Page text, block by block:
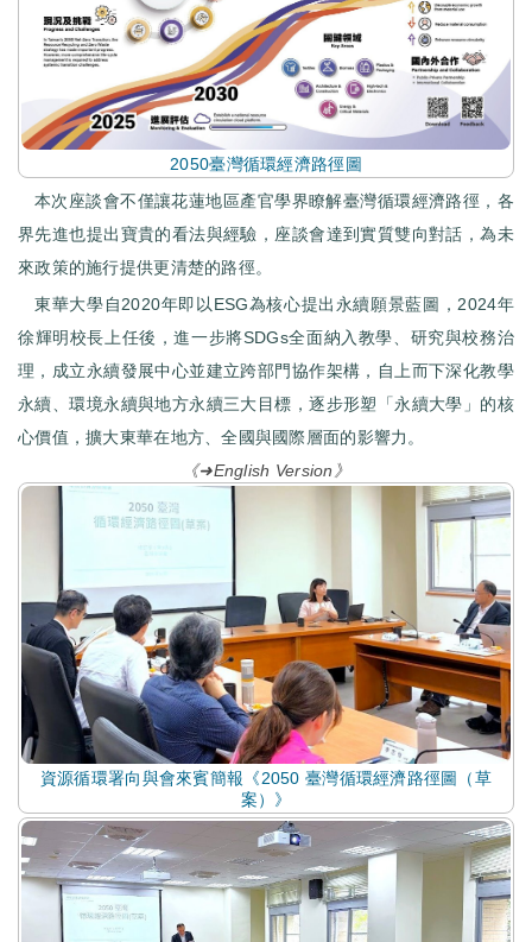
2050臺灣循環經濟路徑圖
本次座談會不僅讓花蓮地區產官學界瞭解臺灣循環經濟路徑，各
界先進也提出寶貴的看法與經驗，座談會達到實質雙向對話，為未
來政策的施行提供更清楚的路徑。
東華大學自2020年即以ESG為核心提出永續願景藍圖，2024年
徐輝明校長上任後，進一步將SDGs全面納入教學、研究與校務治
理，成立永續發展中心並建立跨部門協作架構，自上而下深化教學
永續、環境永續與地方永續三大目標，逐步形塑「永續大學」的核
心價值，擴大東華在地方、全國與國際層面的影響力。
《➜English Version》
資源循環署向與會來賓簡報《2050 臺灣循環經濟路徑圖（草
案）》